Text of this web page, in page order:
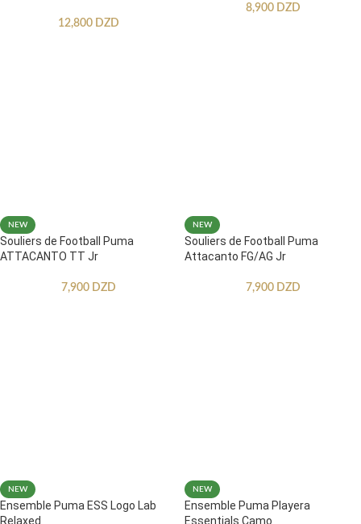
12,800 DZD
8,900 DZD
NEW
Souliers de Football Puma
ATTACANTO TT Jr
7,900 DZD
NEW
Souliers de Football Puma
Attacanto FG/AG Jr
7,900 DZD
NEW
Ensemble Puma ESS Logo Lab
Relaxed
NEW
Ensemble Puma Playera
Essentials Camo